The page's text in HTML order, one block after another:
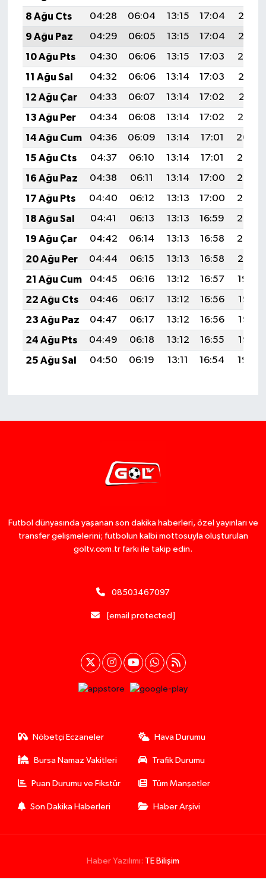
8 Ağu Cts
04:28 06:04 13:15 17:04
20:16
9 Ağu Paz
04:29 06:05 13:15 17:04
20:15
10 Ağu Pts
04:30 06:06 13:15 17:03
20:14
11 Ağu Sal
04:32 06:06 13:14 17:03
20:12
12 Ağu Çar
04:33 06:07 13:14 17:02
20:11
13 Ağu Per
04:34 06:08 13:14 17:02
20:10
14 Ağu Cum
04:36 06:09 13:14 17:01
20:09
15 Ağu Cts
04:37 06:10 13:14 17:01
20:07
16 Ağu Paz
04:38 06:11 13:14 17:00
20:06
17 Ağu Pts
04:40 06:12 13:13 17:00
20:05
18 Ağu Sal
04:41 06:13 13:13 16:59
20:03
19 Ağu Çar
04:42 06:14 13:13 16:58
20:02
20 Ağu Per
04:44 06:15 13:13 16:58
20:01
21 Ağu Cum
04:45 06:16 13:12 16:57
19:59
22 Ağu Cts
04:46 06:17 13:12 16:56
19:58
23 Ağu Paz
04:47 06:17 13:12 16:56
19:56
24 Ağu Pts
04:49 06:18 13:12 16:55
19:55
25 Ağu Sal
04:50 06:19 13:11 16:54 19:54
Futbol dünyasında yaşanan son dakika haberleri, özel yayınları ve
transfer gelişmelerini; futbolun kalbi mottosuyla oluşturulan
goltv.com.tr farkı ile takip edin.
08503467097
[email protected]
Nöbetçi Eczaneler Hava Durumu
Bursa Namaz Vakitleri Trafik Durumu
Puan Durumu ve Fikstür Tüm Manşetler
Son Dakika Haberleri Haber Arşivi
Haber Yazılımı: TE Bilişim